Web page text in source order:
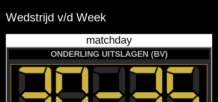
Wedstrijd v/d Week
matchday
ONDERLING UITSLAGEN (BV)